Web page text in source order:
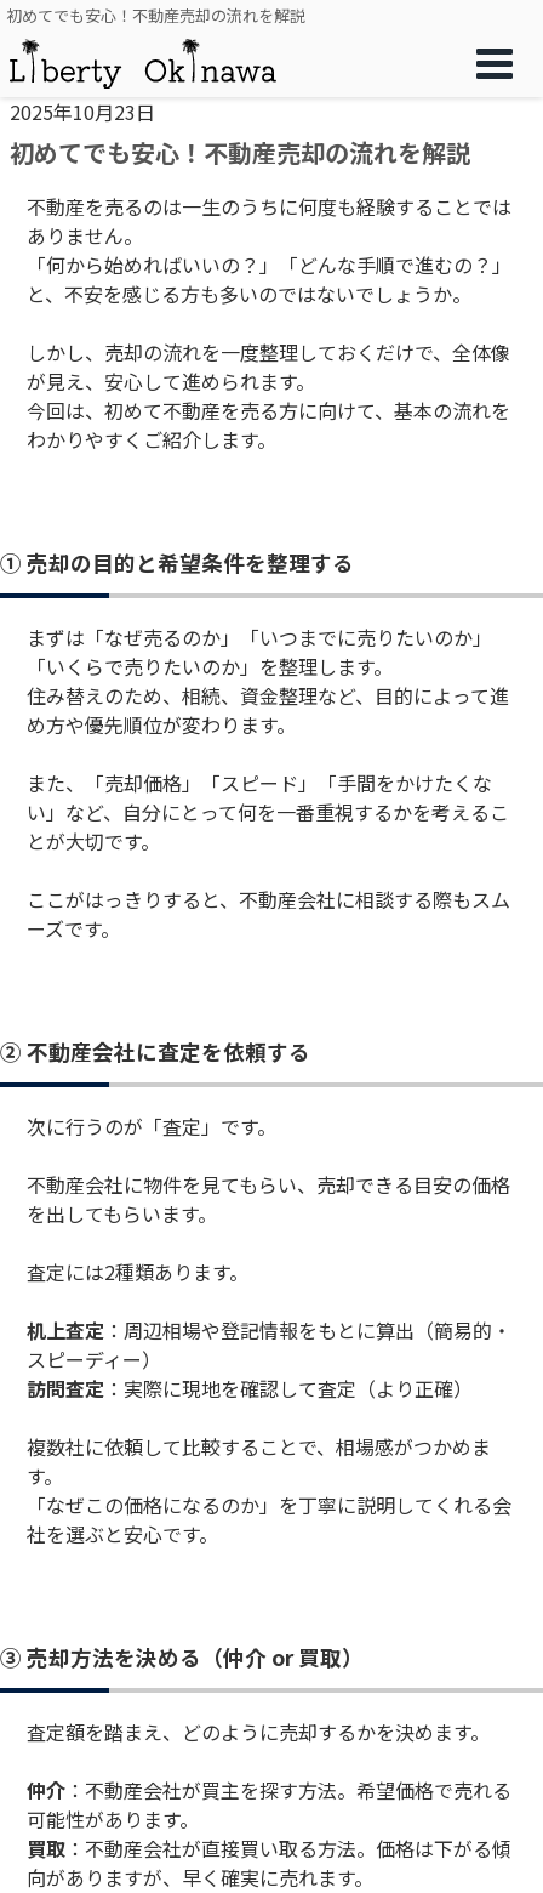
初めてでも安心！不動産売却の流れを解説
2025年10月23日
初めてでも安心！不動産売却の流れを解説
不動産を売るのは一生のうちに何度も経験することでは
ありません。
「何から始めればいいの？」「どんな手順で進むの？」
と、不安を感じる方も多いのではないでしょうか。
しかし、売却の流れを一度整理しておくだけで、全体像
が見え、安心して進められます。
今回は、初めて不動産を売る方に向けて、基本の流れを
わかりやすくご紹介します。
① 売却の目的と希望条件を整理する
まずは「なぜ売るのか」「いつまでに売りたいのか」
「いくらで売りたいのか」を整理します。
住み替えのため、相続、資金整理など、目的によって進
め方や優先順位が変わります。
また、「売却価格」「スピード」「手間をかけたくな
い」など、自分にとって何を一番重視するかを考えるこ
とが大切です。
ここがはっきりすると、不動産会社に相談する際もスム
ーズです。
② 不動産会社に査定を依頼する
次に行うのが「査定」です。
不動産会社に物件を見てもらい、売却できる目安の価格
を出してもらいます。
査定には2種類あります。
机上査定 ：周辺相場や登記情報をもとに算出（簡易的・
スピーディー）
訪問査定 ：実際に現地を確認して査定（より正確）
複数社に依頼して比較することで、相場感がつかめま
す。
「なぜこの価格になるのか」を丁寧に説明してくれる会
社を選ぶと安心です。
③ 売却方法を決める（仲介 or 買取）
査定額を踏まえ、どのように売却するかを決めます。
仲介 ：不動産会社が買主を探す方法。希望価格で売れる
可能性があります。
買取 ：不動産会社が直接買い取る方法。価格は下がる傾
向がありますが、早く確実に売れます。